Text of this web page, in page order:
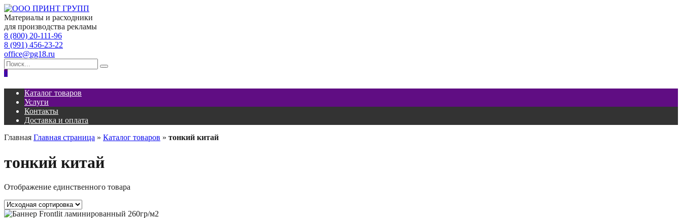
Перейти
к
содержанию
Материалы и расходники
для производства рекламы
8 (800) 20-111-96
8 (991) 456-23-22
office@pg18.ru
Search
for:
0
Каталог товаров
Услуги
Контакты
Доставка и оплата
Главная Главная страница » Каталог товаров » тонкий китай
тонкий китай
Отображение единственного товара